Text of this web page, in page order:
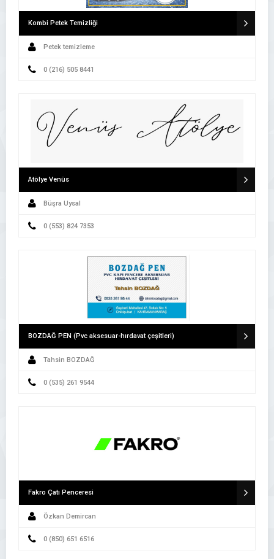
Kombi Petek Temizliği
Petek temizleme
0 (216) 505 8441
Atölye Venüs
Büşra Uysal
0 (553) 824 7353
BOZDAĞ PEN (Pvc aksesuar-hırdavat çeşitleri)
Tahsin BOZDAĞ
0 (535) 261 9544
Fakro Çatı Penceresi
Özkan Demircan
0 (850) 651 6516